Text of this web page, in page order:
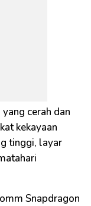
cerah dan
kekayaan
tinggi, layar
Snapdragon